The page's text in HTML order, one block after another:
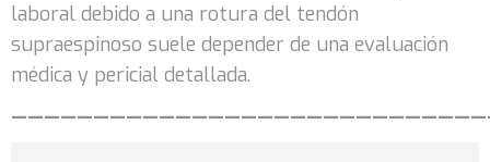
laboral debido a una rotura del tendón
supraespinoso suele depender de una evaluación
médica y pericial detallada.